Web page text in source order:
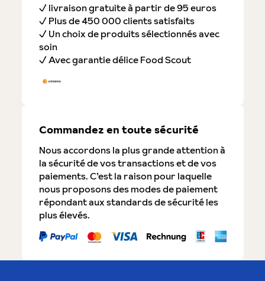
✓ livraison gratuite à partir de 95 euros
✓ Plus de 450 000 clients satisfaits
✓ Un choix de produits sélectionnés avec
soin
✓ Avec garantie délice Food Scout
Commandez en toute sécurité
Nous accordons la plus grande attention à
la sécurité de vos transactions et de vos
paiements. C’est la raison pour laquelle
nous proposons des modes de paiement
répondant aux standards de sécurité les
plus élevés.